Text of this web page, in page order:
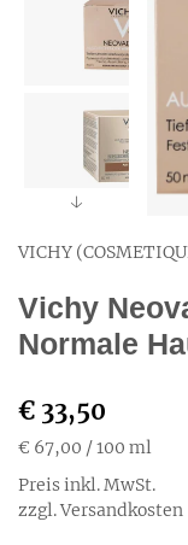
VICHY
Vichy
Normale
€ 33,50
€ 67,00 / 100 ml
Preis inkl. MwSt.
zzgl. Versandkosten